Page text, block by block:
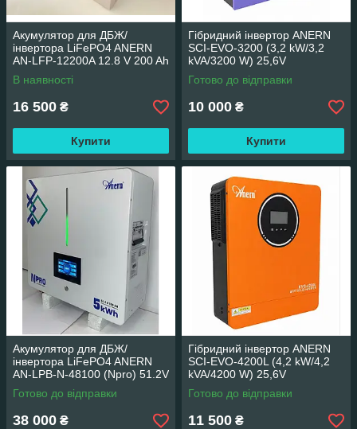
Акумулятор для ДБЖ/
інвертора LiFePO4 ANERN
AN-LFP-12200A 12.8 V 200 Ah
2.56KWh 2560 Wh (BMS150)
монітор, пластиковий корпус
В наявності
16 500 ₴
Купити
Гібридний інвертор ANERN
SCI-EVO-3200 (3,2 kW/3,2
kVA/3200 W) 25,6V
Готово до відправки
10 000 ₴
Купити
Акумулятор для ДБЖ/
інвертора LiFePO4 ANERN
AN-LPB-N-48100 (Npro) 51.2V
100Ah 5.12KWh 5120Wh
(BMS100) настінна
Готово до відправки
38 000 ₴
Гібридний інвертор ANERN
SCI-EVO-4200L (4,2 kW/4,2
kVA/4200 W) 25,6V
Готово до відправки
11 500 ₴